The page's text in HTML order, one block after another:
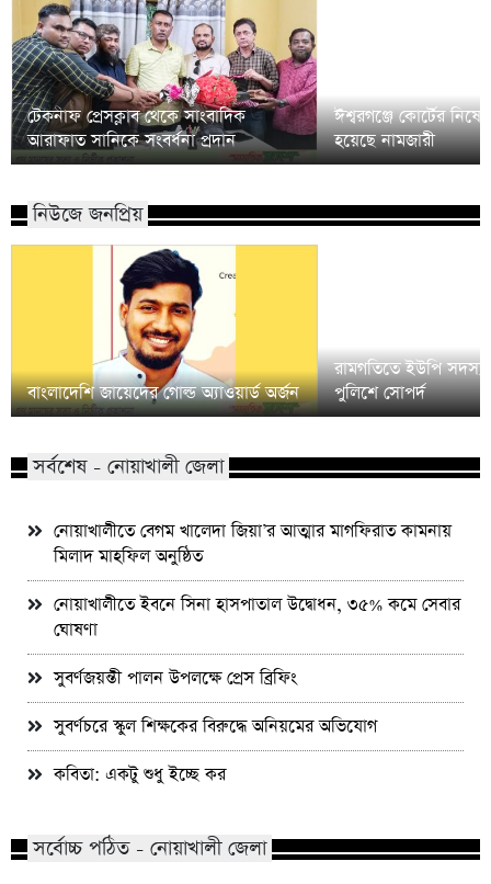
টেকনাফ প্রেসক্লাব থেকে সাংবাদিক
আরাফাত সানিকে সংবর্ধনা প্রদান
ঈশ্বরগঞ্জে কোর্টের
হয়েছে নামজারী
নিউজে জনপ্রিয়
বাংলাদেশি জায়েদের গোল্ড অ্যাওয়ার্ড অর্জন
রামগতিতে ইউপি
পুলিশে সোপর্দ
সর্বশেষ - নোয়াখালী জেলা
নোয়াখালীতে বেগম খালেদা জিয়া’র আত্মার মাগফিরাত কামনায়
মিলাদ মাহফিল অনুষ্ঠিত
নোয়াখালীতে ইবনে সিনা হাসপাতাল উদ্বোধন, ৩৫% কমে সেবার
ঘোষণা
সুবর্ণজয়ন্তী পালন উপলক্ষে প্রেস ব্রিফিং
সুবর্ণচরে স্কুল শিক্ষকের বিরুদ্ধে অনিয়মের অভিযোগ
কবিতা: একটু শুধু ইচ্ছে কর
সর্বোচ্চ পঠিত - নোয়াখালী জেলা